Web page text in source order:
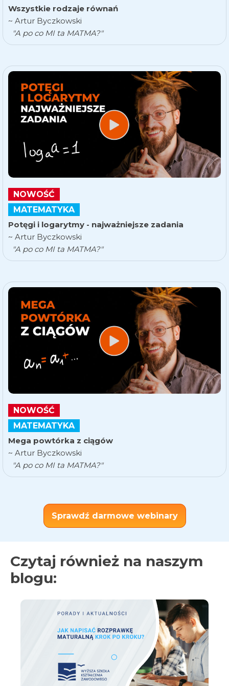
Wszystkie rodzaje równań
~ Artur Byczkowski
"A po co MI ta MATMA?"
NOWOŚĆ
MATEMATYKA
Potęgi i logarytmy - najważniejsze zadania
~ Artur Byczkowski
"A po co MI ta MATMA?"
NOWOŚĆ
MATEMATYKA
Mega powtórka z ciągów
~ Artur Byczkowski
"A po co MI ta MATMA?"
Sprawdź darmowe webinary
Czytaj również na naszym
blogu: